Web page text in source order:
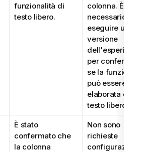
funzionalità di
testo libero.
colonna. È
necessario
eseguire una
versione
per
se la
può essere
elaborata
testo libero.
È stato
confermato che
la colonna
Non sono
richieste
configurazioni